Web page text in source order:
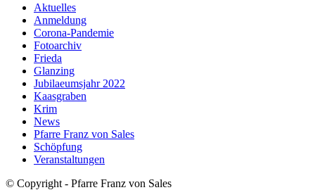
Aktuelles
Anmeldung
Corona-Pandemie
Fotoarchiv
Frieda
Glanzing
Jubilaeumsjahr 2022
Kaasgraben
Krim
News
Pfarre Franz von Sales
Schöpfung
Veranstaltungen
© Copyright - Pfarre Franz von Sales